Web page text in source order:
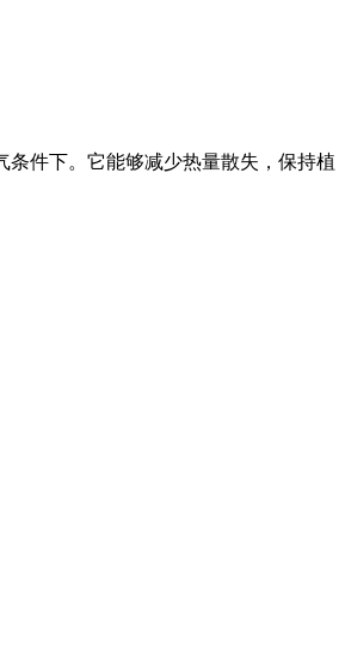
件下。它能够减少热量散失，保持植